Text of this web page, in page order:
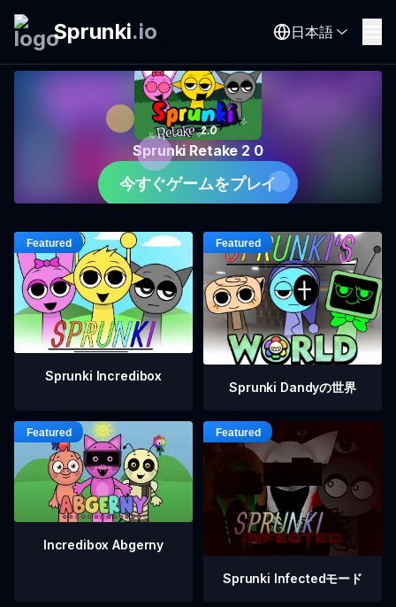
Sprunki.io 日本語
Sprunki Retake 2 0
今すぐゲームをプレイ
Sprunki Incredibox
Sprunki Dandyの世界
Incredibox Abgerny
Sprunki Infectedモード